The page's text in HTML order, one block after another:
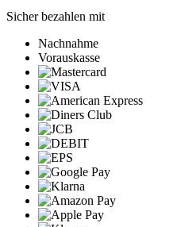
Sicher bezahlen mit
Nachnahme
Vorauskasse